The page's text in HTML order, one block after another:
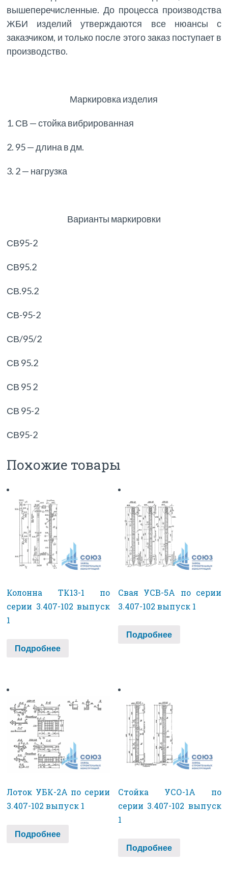
вышеперечисленные. До процесса производства
ЖБИ изделий утверждаются все нюансы с
заказчиком, и только после этого заказ поступает в
производство.
Маркировка изделия
1. СВ — стойка вибрированная
2. 95 — длина в дм.
3. 2 — нагрузка
Варианты маркировки
СВ95-2
СВ95.2
СВ.95.2
СВ-95-2
СВ/95/2
СВ 95.2
СВ 95 2
СВ 95-2
СВ95-2
Похожие товары
Колонна ТК13-1 по
серии 3.407-102 выпуск
1
Подробнее
Свая УСВ-5А по серии
3.407-102 выпуск 1
Подробнее
Лоток УБК-2А по серии
3.407-102 выпуск 1
Подробнее
Стойка УСО-1А по
серии 3.407-102 выпуск
1
Подробнее